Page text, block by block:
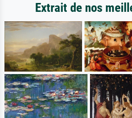
Extrait de nos